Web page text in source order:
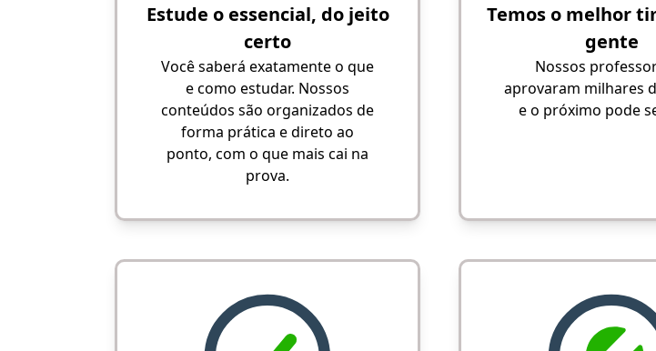
Estude o essencial, do jeito
certo
Você saberá exatamente o que
e como estudar. Nossos
conteúdos são organizados de
forma prática e direto ao
ponto, com o que mais cai na
prova.
Temos o melhor
gente
Nossos
aprovaram milhares
e o próximo pode